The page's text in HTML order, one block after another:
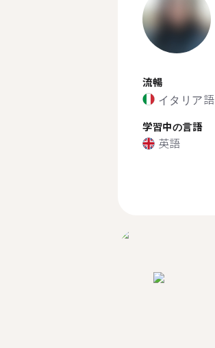
流暢
イタリア語
学習中の言語
英語